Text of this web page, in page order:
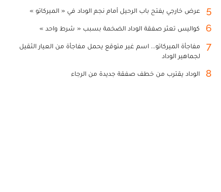
5 عرض خارجي يفتح باب الرحيل أمام نجم الوداد في « الميركاتو »
6 كواليس تعثر صفقة الوداد الضخمة بسبب « شرط واحد »
7
مفاجأة الميركاتو... اسم غير متوقع يحمل مفاجأة من العيار الثقيل
لجماهير الوداد
8 الوداد يقترب من خطف صفقة جديدة من الرجاء